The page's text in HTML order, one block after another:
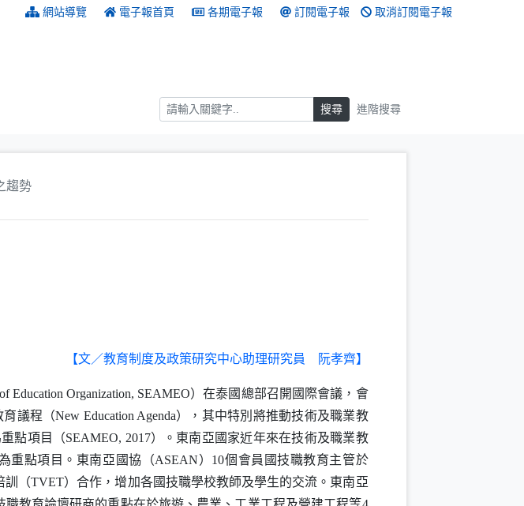
網站導覽 電子報首頁 各期電子報 訂閱電子報 取消訂閱電子報
搜尋 搜尋 進階搜尋
趨勢
【文／教育制度及政策研究中心助理研究員 阮孝齊】
Education Organization, SEAMEO）在泰國總部召開國際會議，會
育議程（New Education Agenda），其中特別將推動技術及職業教
點項目（SEAMEO, 2017）。東南亞國家近年來在技術及職業教
重點項目。東南亞國協（ASEAN）10個會員國技職教育主管於
訓（TVET）合作，增加各國技職學校教師及學生的交流。東南亞